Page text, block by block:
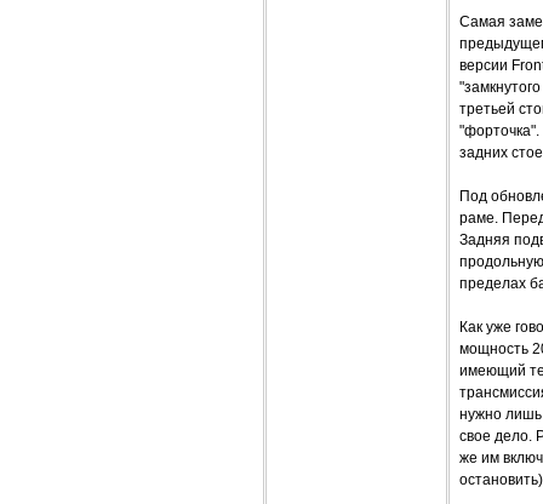
Самая
версии
третьей
"форточка".
задних
Под
раме.
Задняя
пределах
Как уже
мощность
имеющий
нужно лишь
свое дело.
же им